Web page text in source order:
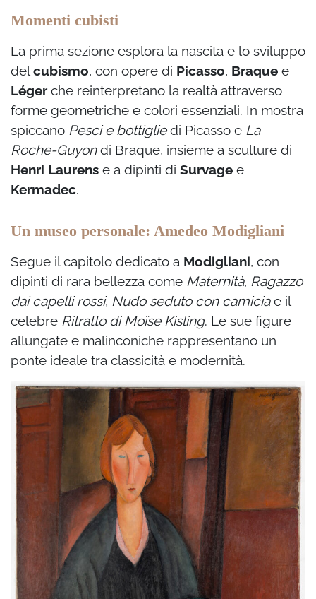
Momenti cubisti
La prima sezione esplora la nascita e lo sviluppo
delcubismo, con opere di Picasso, Braque e
Léger che reinterpretano la realtà attraverso
forme geometriche e colori essenziali. In mostra
spiccano Pesci e bottigliedi Picasso e La
Roche-Guyondi Braque, insieme a sculture di
Henri Laurens e a dipinti di Survage e
Kermadec.
Un museo personale: Amedeo Modigliani
Segue il capitolo dedicato a Modigliani, con
dipinti di rara bellezza come Maternità, Ragazzo
dai capelli rossi, Nudo seduto con camiciae il
celebre Ritratto di Moïse Kisling. Le sue figure
allungate e malinconiche rappresentano un
ponte ideale tra classicità e modernità.